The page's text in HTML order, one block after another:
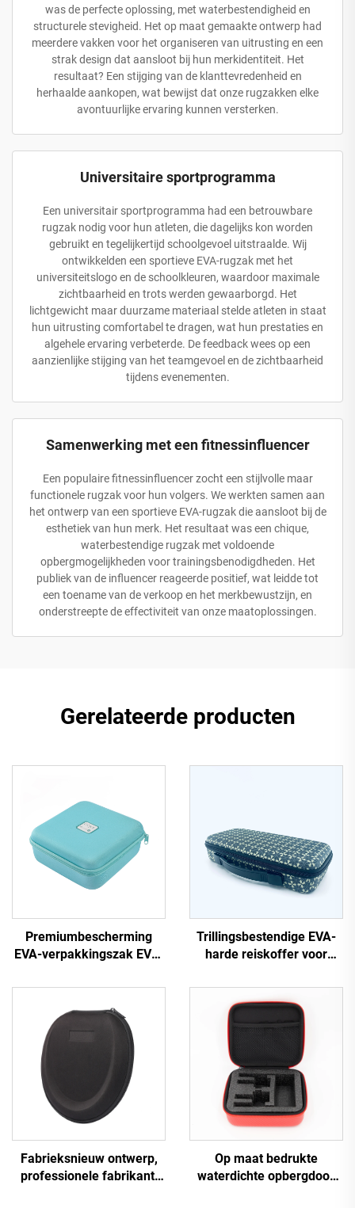
was de perfecte oplossing, met waterbestendigheid en
structurele stevigheid. Het op maat gemaakte ontwerp had
meerdere vakken voor het organiseren van uitrusting en een
strak design dat aansloot bij hun merkidentiteit. Het
resultaat? Een stijging van de klanttevredenheid en
herhaalde aankopen, wat bewijst dat onze rugzakken elke
avontuurlijke ervaring kunnen versterken.
Universitaire sportprogramma
Een universitair sportprogramma had een betrouwbare
rugzak nodig voor hun atleten, die dagelijks kon worden
gebruikt en tegelijkertijd schoolgevoel uitstraalde. Wij
ontwikkelden een sportieve EVA-rugzak met het
universiteitslogo en de schoolkleuren, waardoor maximale
zichtbaarheid en trots werden gewaarborgd. Het
lichtgewicht maar duurzame materiaal stelde atleten in staat
hun uitrusting comfortabel te dragen, wat hun prestaties en
algehele ervaring verbeterde. De feedback wees op een
aanzienlijke stijging van het teamgevoel en de zichtbaarheid
tijdens evenementen.
Samenwerking met een fitnessinfluencer
Een populaire fitnessinfluencer zocht een stijlvolle maar
functionele rugzak voor hun volgers. We werkten samen aan
het ontwerp van een sportieve EVA-rugzak die aansloot bij de
esthetiek van hun merk. Het resultaat was een chique,
waterbestendige rugzak met voldoende
opbergmogelijkheden voor trainingsbenodigdheden. Het
publiek van de influencer reageerde positief, wat leidde tot
een toename van de verkoop en het merkbewustzijn, en
onderstreepte de effectiviteit van onze maatoplossingen.
Gerelateerde producten
Premiumbescherming
EVA-verpakkingszak EVA-
buitenactiviteiten, reizen
en schoonheidset
Trillingsbestendige EVA-
harde reiskoffer voor
en EVA-schuim met
uitsparingen
Fabrieksnieuw ontwerp,
professionele fabrikant,
Op maat bedrukte
waterdichte opbergdoos